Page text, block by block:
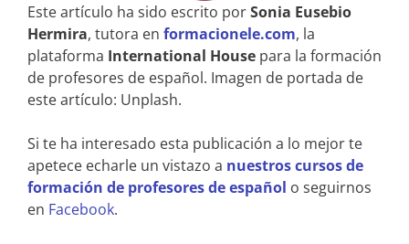
Este artículo ha sido escrito porSonia Eusebio
Hermira, tutora en formacionele.com, la
plataforma International House para la formación
de profesores de español. Imagen de portada de
este artículo: Unplash.
Si te ha interesado esta publicación a lo mejor te
apetece echarle un vistazo a nuestros cursos de
formación de profesores de español o seguirnos
en Facebook.